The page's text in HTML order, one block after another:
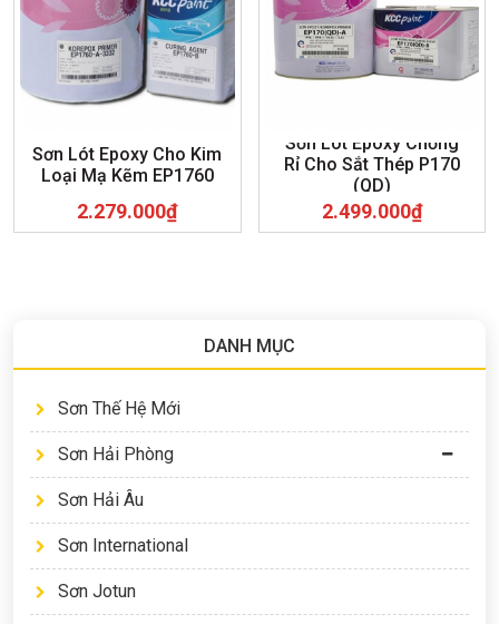
Sơn Lót Epoxy Cho Kim
Loại Mạ Kẽm EP1760
2.279.000₫
Sơn Lót Epoxy Chống
Rỉ Cho Sắt Thép P170
(QD)
2.499.000₫
DANH MỤC
Sơn Thế Hệ Mới
Sơn Hải Phòng
Sơn Hải Âu
Sơn International
Sơn Jotun